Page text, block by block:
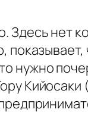
Здесь нет
показывает,
нужно
Кийосаки